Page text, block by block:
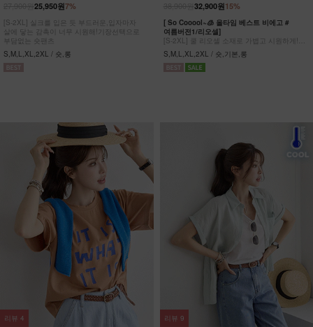
7%
25,950원
[S-2XL] 실크를 입은 듯 부드러운,입자마자
살에 닿는 감촉이 너무 시원해!기장선택으로
부담없는 숏팬츠
S,M,L,XL,2XL / 숏,롱
15%
32,900원
[ So Cooool~🧊 올타임 베스트 비에고 #
여름버전1/리오셀]
[S-2XL] 쿨 리오셀 소재로 가볍고 시원하게!
사이드 절개 쿨링 데님팬츠
S,M,L,XL,2XL / 숏,기본,롱
리뷰 4 리뷰 9